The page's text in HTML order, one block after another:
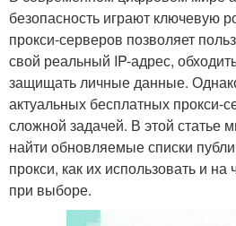
безопасность играют ключевую
прокси-серверов позволяет
свой реальный IP-адрес,
защищать личные данные.
актуальных бесплатных прокси-
сложной задачей. В этой статье
найти обновляемые списки
прокси, как их использовать и
при выборе.